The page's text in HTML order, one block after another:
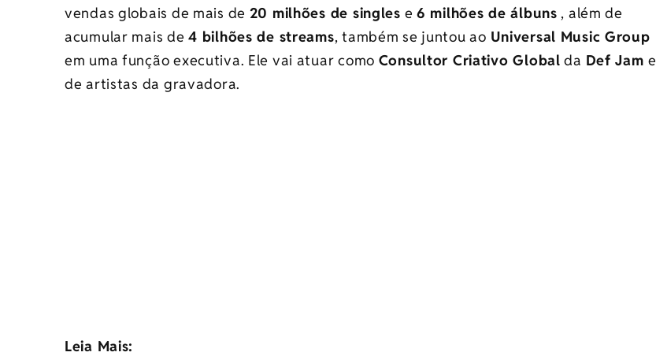
vendas globais de mais de 20 milhões de singles e6 milhões de álbuns , além de
acumular mais de4 bilhões de streams, também se juntou ao Universal Music Group
em uma função executiva. Ele vai atuar como Consultor Criativo Global da Def Jame
de artistas da gravadora.
Leia Mais: